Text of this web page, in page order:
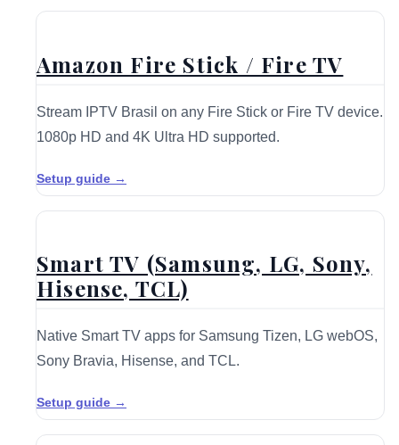
Amazon Fire Stick / Fire TV
Stream IPTV Brasil on any Fire Stick or Fire TV device.
1080p HD and 4K Ultra HD supported.
Setup guide →
Smart TV (Samsung, LG, Sony,
Hisense, TCL)
Native Smart TV apps for Samsung Tizen, LG webOS,
Sony Bravia, Hisense, and TCL.
Setup guide →